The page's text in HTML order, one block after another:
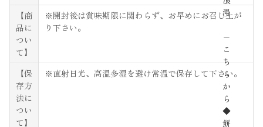
漫
−
こ
ち
ら
か
ら
◆
餅
【商
品に
つい
て】
※開封後は賞味期限に関わらず、お早めにお召し上が
り下さい。
【保
存方
法に
つい
て】
※直射日光、高温多湿を避け常温で保存して下さい。